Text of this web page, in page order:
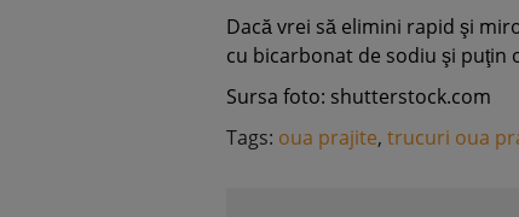
Dacă vrei să elimini rapid şi
cu bicarbonat de sodiu şi puţin
Sursa foto: shutterstock.com
Tags: oua prajite, trucuri oua